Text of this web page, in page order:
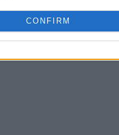
CONFIRM
după ora 21.00 a
să se manifeste